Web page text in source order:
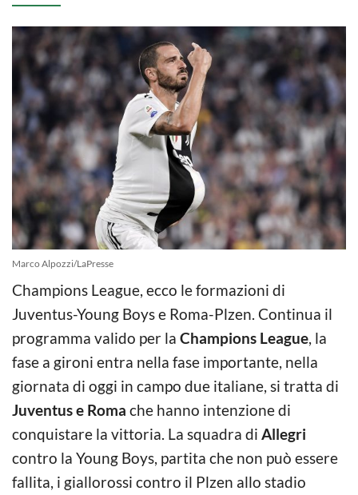
Marco Alpozzi/LaPresse
Champions League, ecco le formazioni di
Juventus-Young Boys e Roma-Plzen. Continua il
programma valido per la Champions League, la
fase a gironi entra nella fase importante, nella
giornata di oggi in campo due italiane, si tratta di
Juventus e Roma che hanno intenzione di
conquistare la vittoria. La squadra di Allegri
contro la Young Boys, partita che non può essere
fallita, i giallorossi contro il Plzen allo stadio